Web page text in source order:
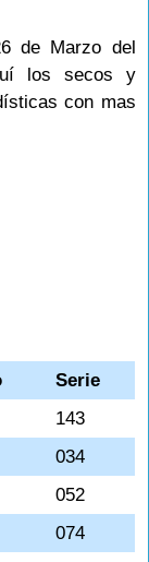
de Marzo del
los secos y
con mas
Serie
143
034
052
074